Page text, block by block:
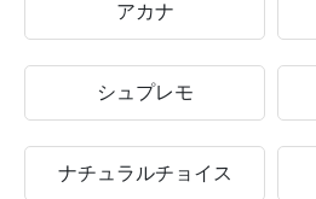
アカナ
シュプレモ
ナチュラルチョイス